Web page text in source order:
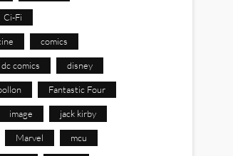
Ci-Fi
comics
dc comics disney
Fantastic Four
image jack kirby
Marvel mcu